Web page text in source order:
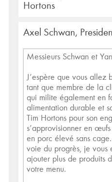
Hortons
Axel Schwan,